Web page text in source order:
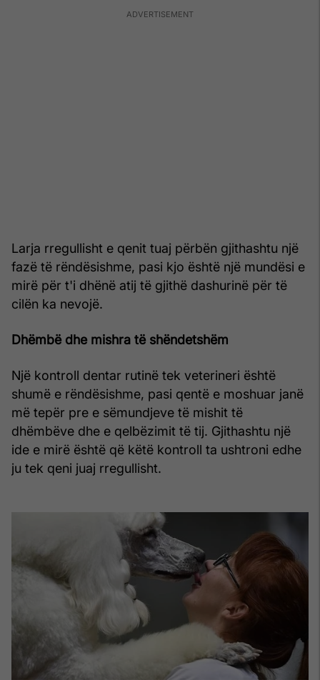
Larja rregullisht e qenit tuaj përbën gjithashtu një
fazë të rëndësishme, pasi kjo është një mundësi e
mirë për t'i dhënë atij të gjithë dashurinë për të
cilën ka nevojë.
Dhëmbë dhe mishra të shëndetshëm
Një kontroll dentar rutinë tek veterineri është
shumë e rëndësishme, pasi qentë e moshuar janë
më tepër pre e sëmundjeve të mishit të
dhëmbëve dhe e qelbëzimit të tij. Gjithashtu një
ide e mirë është që këtë kontroll ta ushtroni edhe
ju tek qeni juaj rregullisht.